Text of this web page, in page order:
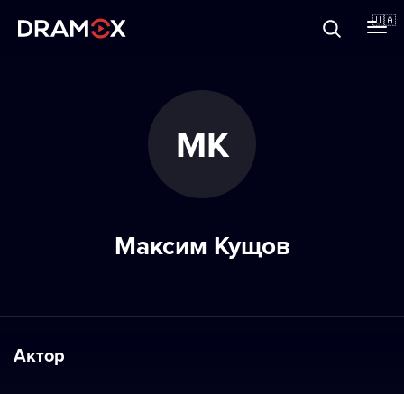
🇺🇦
Зареєструватися
МК
Максим Кущов
Актор